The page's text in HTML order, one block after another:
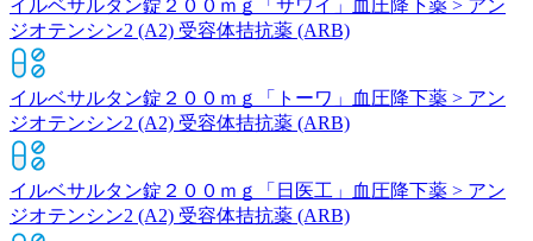
イルベサルタン錠２００ｍｇ「サワイ」
血圧降下薬 > アン
ジオテンシン2 (A2) 受容体拮抗薬 (ARB)
イルベサルタン錠２００ｍｇ「トーワ」
血圧降下薬 > アン
ジオテンシン2 (A2) 受容体拮抗薬 (ARB)
イルベサルタン錠２００ｍｇ「日医工」
血圧降下薬 > アン
ジオテンシン2 (A2) 受容体拮抗薬 (ARB)